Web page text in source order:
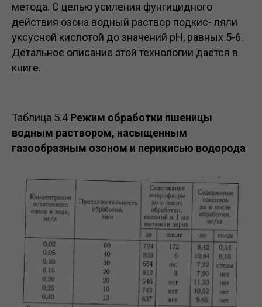
метода. С целью усиления фунгицидного
действия озона водный раствор подкис- ляли
уксусной кислотой до значений рН, равных 5-6.
Детальное описание этой технологии дается в
книге.
Таблица 5.4Режим обработки пшеницы
водным раствором, насыщенным
газообразным озоном и перикисью водорода